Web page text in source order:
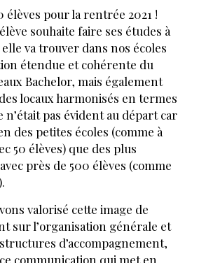
première des actualités
préférentiels sur nos
M’ABONNE